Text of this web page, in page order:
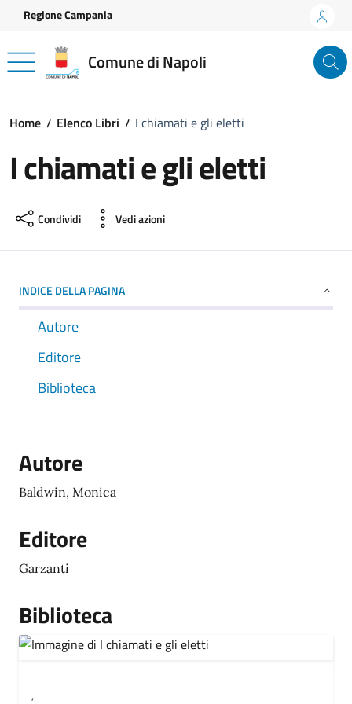
Vai ai contenuti
Vai al footer
Regione Campania
Comune di Napoli
Home Elenco Libri I chiamati e gli eletti
I chiamati e gli eletti
Condividi Vedi azioni
INDICE DELLA PAGINA
Autore
Editore
Biblioteca
Autore
Baldwin, Monica
Editore
Garzanti
Biblioteca
,